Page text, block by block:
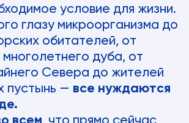
условие для жизни.
глазу микроорганизма до
обитателей, от
многолетнего дуба, от
Севера до жителей
пустынь — все нуждаются
, что прямо сейчас